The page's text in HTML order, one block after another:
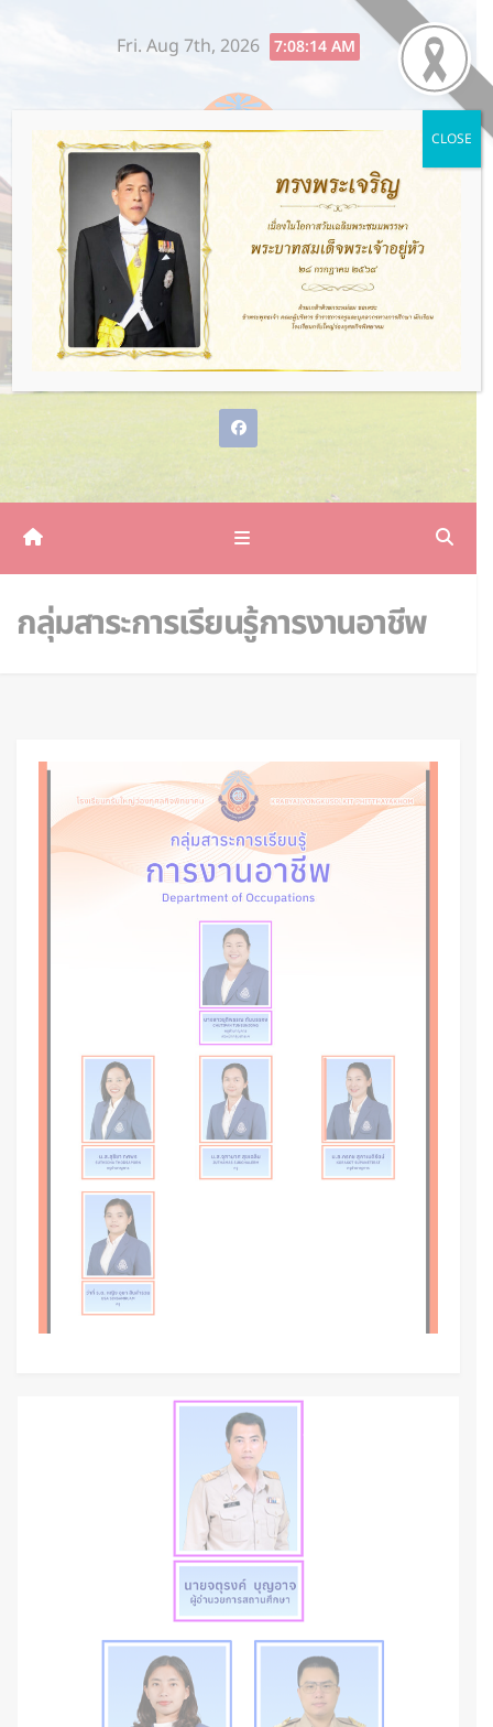
Fri. Aug 7th, 2026 7:08:15 AM
โรงเรียนกรับใหญ่ว่องกุศลกิจ
พิทยาคม
พ่อแม่ให้ชีวิต ว่องกุศลกิจให้อนาคต
กลุ่มสาระการเรียนรู้การงานอาชีพ
CLOSE